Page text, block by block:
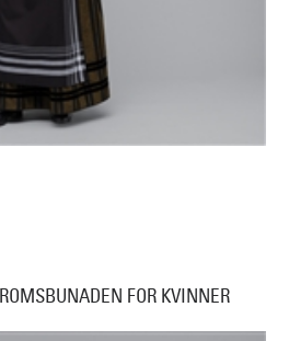
FOR KVINNER